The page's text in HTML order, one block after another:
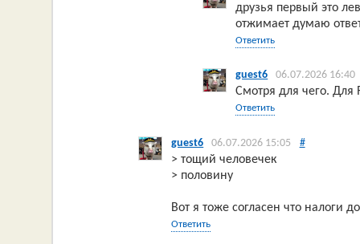
друзья первый это
отжимает думаю
Ответить
guest6 06.07.2026 16:40
Смотря для чего. Для
Ответить
guest6 06.07.2026 15:05 #
> тощий человечек
> половину
Вот я тоже согласен что
Ответить